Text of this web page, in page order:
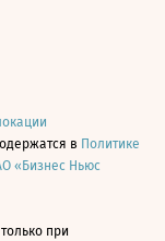
в Политике
«Бизнес Ньюс
при